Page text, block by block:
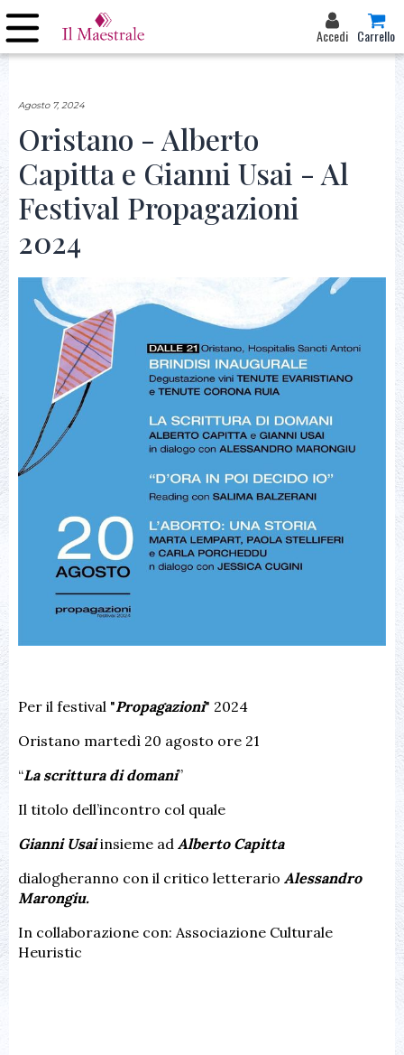
Accedi Carrello
Agosto 7, 2024
Oristano - Alberto
Capitta e Gianni Usai - Al
Festival Propagazioni
2024
Per il festival "Propagazioni" 2024
Oristano martedì 20 agosto ore 21
“La scrittura di domani”
Il titolo dell’incontro col quale
Gianni Usaiinsieme ad Alberto Capitta
dialogheranno con il critico letterario Alessandro
Marongiu.
In collaborazione con: Associazione Culturale
Heuristic